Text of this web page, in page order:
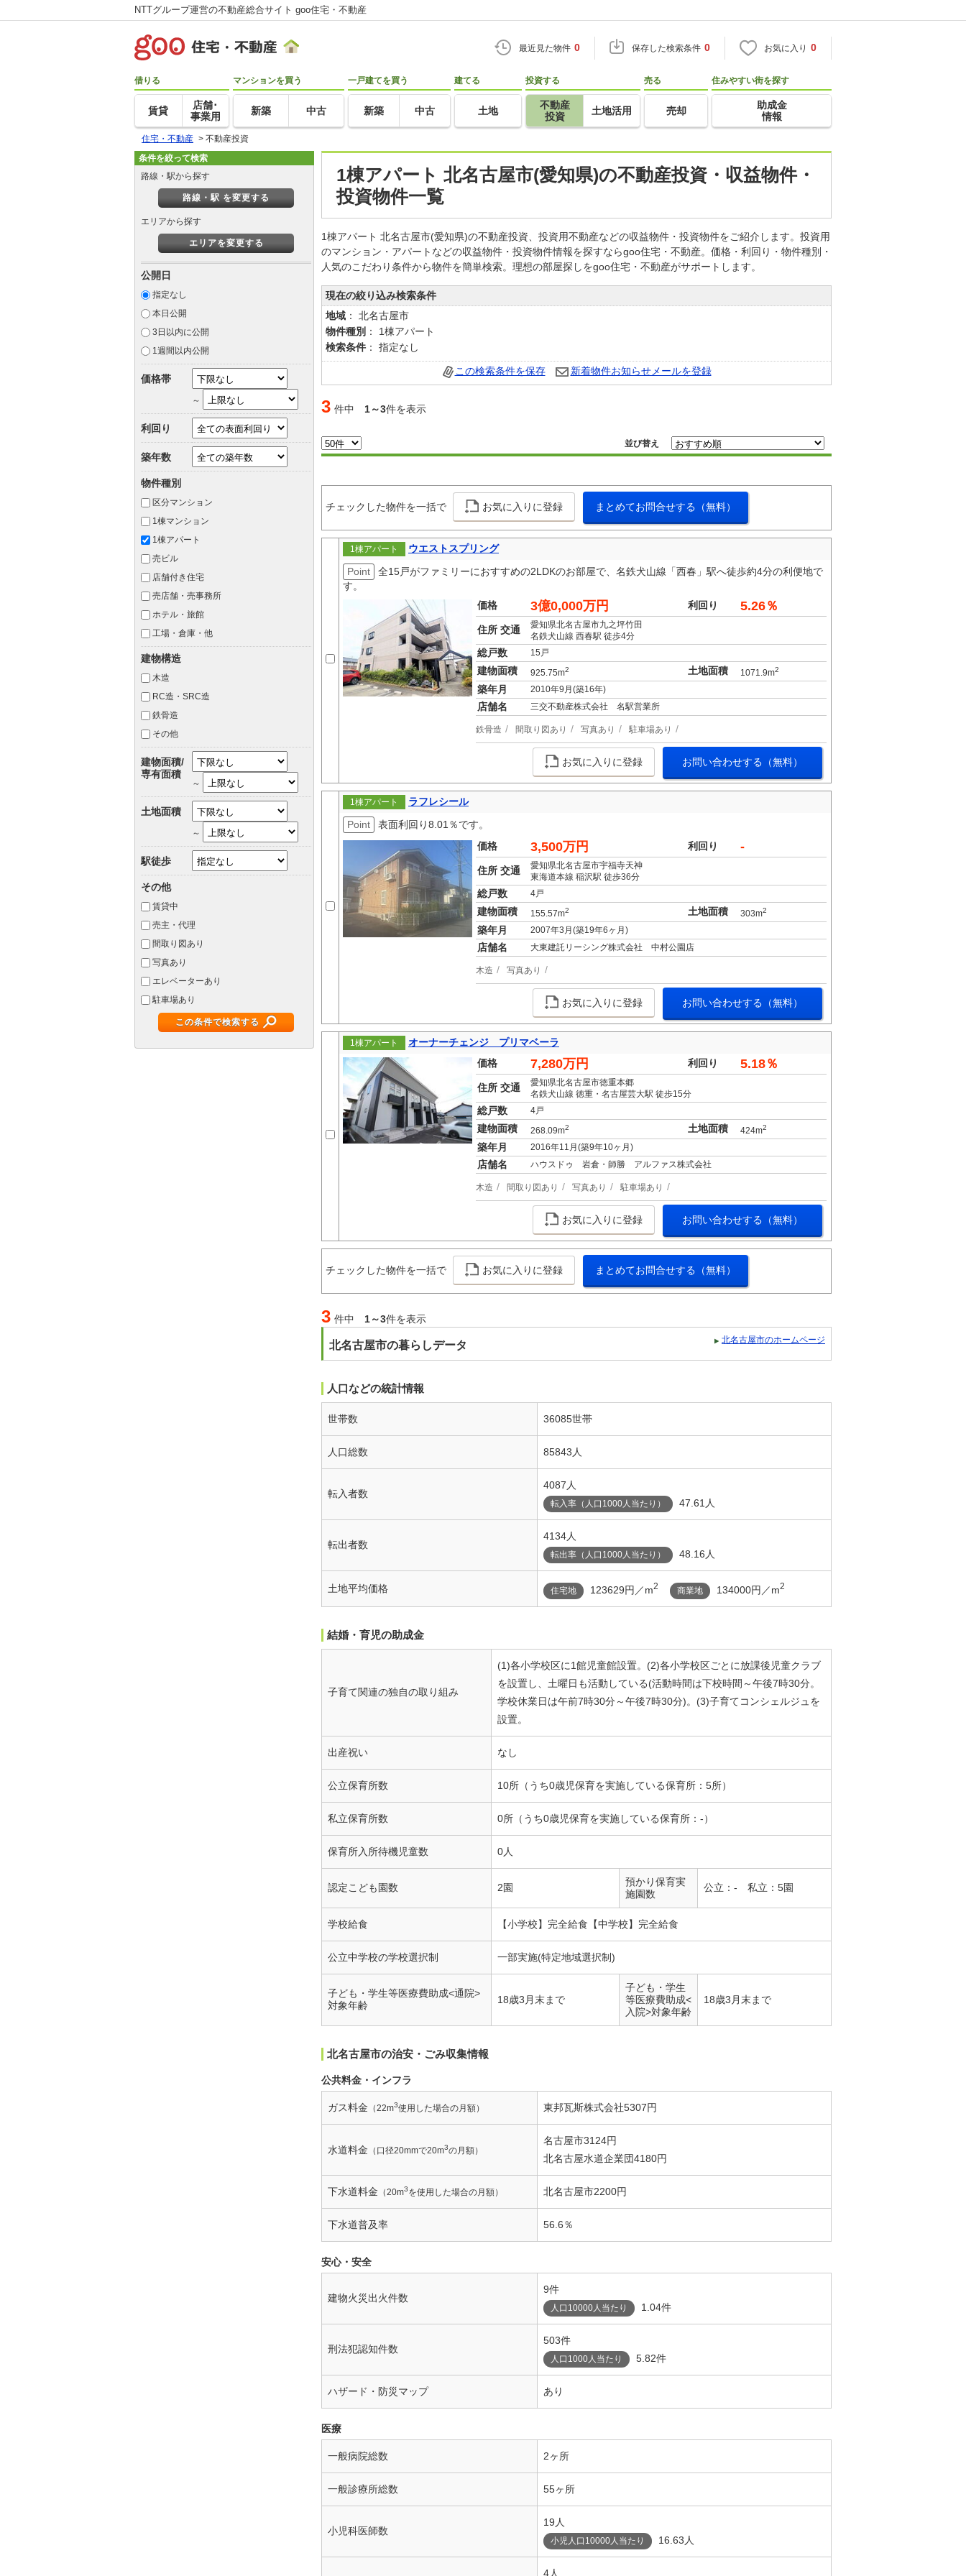
NTTグループ運営の不動産総合サイト goo住宅・不動産
最近見た物件 0 保存した検索条件 0 お気に入り 0
借りる
賃貸
店舗･
事業用
マンションを買う
新築 中古
一戸建てを買う
新築 中古
建てる
土地
投資する
不動産
投資
土地活用
売る
売却
住みやすい街を探す
助成金
情報
住宅・不動産 > 不動産投資
1棟アパート 北名古屋市(愛知県)の不動産投資・収益物件・
投資物件一覧
1棟アパート 北名古屋市(愛知県)の不動産投資、投資用不動産などの収益物件・投資物件をご紹介します。投資用
のマンション・アパートなどの収益物件・投資物件情報を探すならgoo住宅・不動産。価格・利回り・物件種別・
人気のこだわり条件から物件を簡単検索。理想の部屋探しをgoo住宅・不動産がサポートします。
現在の絞り込み検索条件
地域 ： 北名古屋市
物件種別 ： 1棟アパート
検索条件 ： 指定なし
この検索条件を保存 新着物件お知らせメールを登録
3 件中 1～3件を表示
並び替え
チェックした物件を一括で お気に入りに登録 まとめてお問合せする（無料）
1棟アパート
ウエストスプリング
Point
全15戸がファミリーにおすすめの2LDKのお部屋で、名鉄犬山線「西春」駅へ徒歩約4分の利便地で
す。
価格
3億0,000万円 利回り 5.26％
住所 交通
愛知県北名古屋市九之坪竹田
名鉄犬山線 西春駅 徒歩4分
総戸数 15戸
建物面積 925.75m2 土地面積 1071.9m2
築年月 2010年9月(築16年)
店舗名 三交不動産株式会社 名駅営業所
鉄骨造 間取り図あり 写真あり 駐車場あり
お気に入りに登録 お問い合わせする（無料）
1棟アパート
ラフレシール
Point
表面利回り8.01％です。
価格
3,500万円 利回り -
住所 交通
愛知県北名古屋市宇福寺天神
東海道本線 稲沢駅 徒歩36分
総戸数 4戸
建物面積 155.57m2 土地面積 303m2
築年月 2007年3月(築19年6ヶ月)
店舗名 大東建託リーシング株式会社 中村公園店
木造 写真あり
お気に入りに登録 お問い合わせする（無料）
1棟アパート
オーナーチェンジ プリマベーラ
価格
7,280万円 利回り 5.18％
住所 交通
愛知県北名古屋市徳重本郷
名鉄犬山線 徳重・名古屋芸大駅 徒歩15分
総戸数 4戸
建物面積 268.09m2 土地面積 424m2
築年月 2016年11月(築9年10ヶ月)
店舗名 ハウスドゥ 岩倉・師勝 アルファス株式会社
木造 間取り図あり 写真あり 駐車場あり
お気に入りに登録 お問い合わせする（無料）
チェックした物件を一括で お気に入りに登録 まとめてお問合せする（無料）
3 件中 1～3件を表示
北名古屋市の暮らしデータ 北名古屋市のホームページ
人口などの統計情報
世帯数 36085世帯
人口総数 85843人
転入者数
4087人
転入率（人口1000人当たり） 47.61人
転出者数
4134人
転出率（人口1000人当たり） 48.16人
土地平均価格 住宅地 123629円／m2 商業地 134000円／m2
結婚・育児の助成金
子育て関連の独自の取り組み
(1)各小学校区に1館児童館設置。(2)各小学校区ごとに放課後児童クラブ
を設置し、土曜日も活動している(活動時間は下校時間～午後7時30分。
学校休業日は午前7時30分～午後7時30分)。(3)子育てコンシェルジュを
設置。
出産祝い なし
公立保育所数 10所（うち0歳児保育を実施している保育所：5所）
私立保育所数 0所（うち0歳児保育を実施している保育所：-）
保育所入所待機児童数 0人
認定こども園数 2園
預かり保育実
施園数
公立：- 私立：5園
学校給食 【小学校】完全給食【中学校】完全給食
公立中学校の学校選択制 一部実施(特定地域選択制)
子ども・学生等医療費助成<通院>
対象年齢
18歳3月末まで
子ども・学生
等医療費助成<
入院>対象年齢
18歳3月末まで
北名古屋市の治安・ごみ収集情報
公共料金・インフラ
ガス料金 （22m3使用した場合の月額） 東邦瓦斯株式会社5307円
水道料金 （口径20mmで20m3の月額）
名古屋市3124円
北名古屋水道企業団4180円
下水道料金 （20m3を使用した場合の月額） 北名古屋市2200円
下水道普及率 56.6％
安心・安全
建物火災出火件数
9件
人口10000人当たり 1.04件
刑法犯認知件数
503件
人口1000人当たり 5.82件
ハザード・防災マップ あり
医療
一般病院総数 2ヶ所
一般診療所総数 55ヶ所
小児科医師数
19人
小児人口10000人当たり 16.63人
4人
条件を絞って検索
路線・駅から探す
路線・駅 を変更する
エリアから探す
エリアを変更する
公開日
指定なし
本日公開
3日以内に公開
1週間以内公開
価格帯
～
利回り
築年数
物件種別
区分マンション
1棟マンション
1棟アパート
売ビル
店舗付き住宅
売店舗・売事務所
ホテル・旅館
工場・倉庫・他
建物構造
木造
RC造・SRC造
鉄骨造
その他
建物面積/
専有面積
～
土地面積
～
駅徒歩
その他
賃貸中
売主・代理
間取り図あり
写真あり
エレベーターあり
駐車場あり
この条件で検索する